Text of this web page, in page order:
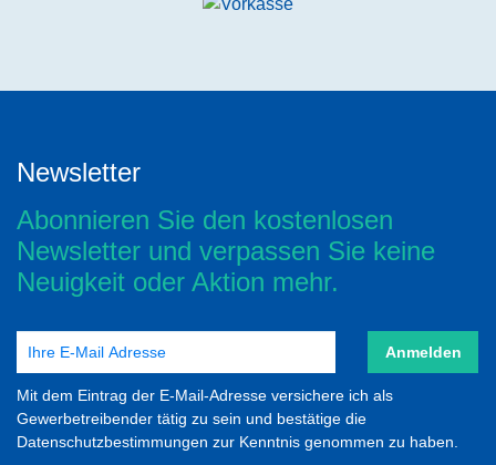
Newsletter
Abonnieren Sie den kostenlosen
Newsletter und verpassen Sie keine
Neuigkeit oder Aktion mehr.
Anmelden
Mit dem Eintrag der E-Mail-Adresse versichere ich als
Gewerbetreibender tätig zu sein und bestätige die
Datenschutzbestimmungen zur Kenntnis genommen zu haben.